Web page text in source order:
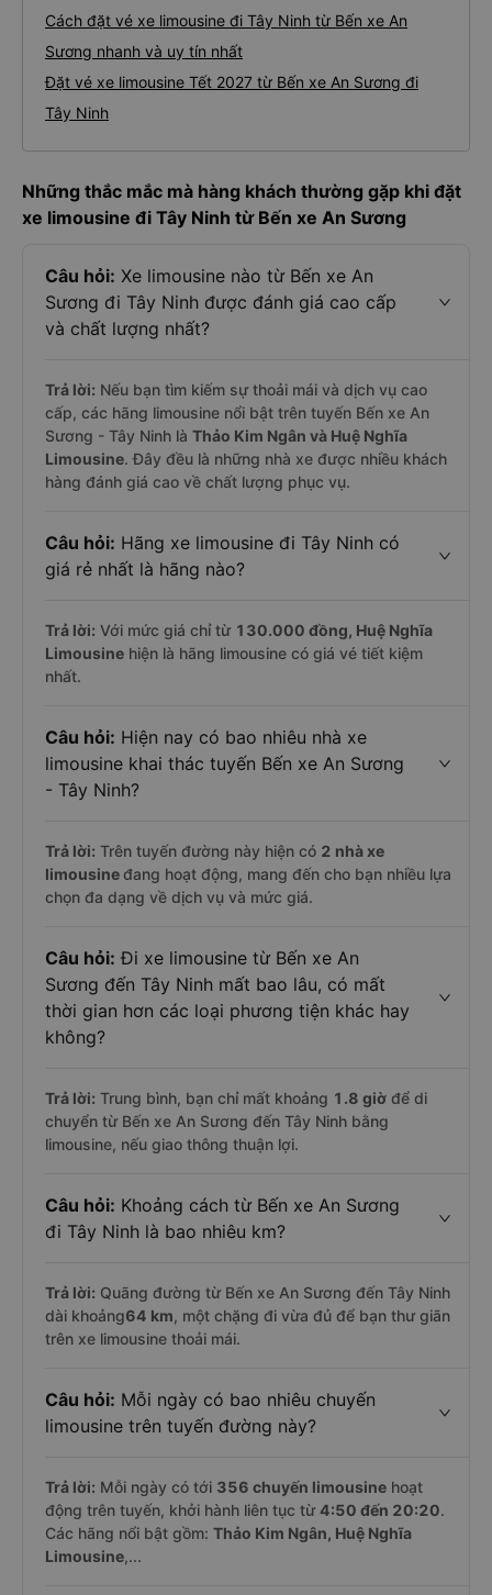
Cách đặt vé xe limousine đi Tây Ninh từ Bến xe An
Sương nhanh và uy tín nhất
Đặt vé xe limousine Tết 2027 từ Bến xe An Sương đi
Tây Ninh
Những thắc mắc mà hàng khách thường gặp khi đặt
xe limousine đi Tây Ninh từ Bến xe An Sương
Câu hỏi: Xe limousine nào từ Bến xe An
Sương đi Tây Ninh được đánh giá cao cấp
và chất lượng nhất?
Trả lời: Nếu bạn tìm kiếm sự thoải mái và dịch vụ cao
cấp, các hãng limousine nổi bật trên tuyến Bến xe An
Sương - Tây Ninh là Thảo Kim Ngân và Huệ Nghĩa
Limousine. Đây đều là những nhà xe được nhiều khách
hàng đánh giá cao về chất lượng phục vụ.
Câu hỏi: Hãng xe limousine đi Tây Ninh có
giá rẻ nhất là hãng nào?
Trả lời: Với mức giá chỉ từ 130.000 đồng, Huệ Nghĩa
Limousine hiện là hãng limousine có giá vé tiết kiệm
nhất.
Câu hỏi: Hiện nay có bao nhiêu nhà xe
limousine khai thác tuyến Bến xe An Sương
- Tây Ninh?
Trả lời: Trên tuyến đường này hiện có 2 nhà xe
limousineđang hoạt động, mang đến cho bạn nhiều lựa
chọn đa dạng về dịch vụ và mức giá.
Câu hỏi: Đi xe limousine từ Bến xe An
Sương đến Tây Ninh mất bao lâu, có mất
thời gian hơn các loại phương tiện khác hay
không?
Trả lời: Trung bình, bạn chỉ mất khoảng 1.8 giờ để di
chuyển từ Bến xe An Sương đến Tây Ninh bằng
limousine, nếu giao thông thuận lợi.
Câu hỏi: Khoảng cách từ Bến xe An Sương
đi Tây Ninh là bao nhiêu km?
Trả lời: Quãng đường từ Bến xe An Sương đến Tây Ninh
dài khoảng64 km, một chặng đi vừa đủ để bạn thư giãn
trên xe limousine thoải mái.
Câu hỏi: Mỗi ngày có bao nhiêu chuyến
limousine trên tuyến đường này?
Trả lời: Mỗi ngày có tới 356 chuyến limousine hoạt
động trên tuyến, khởi hành liên tục từ4:50 đến 20:20.
Các hãng nổi bật gồm: Thảo Kim Ngân, Huệ Nghĩa
Limousine,...